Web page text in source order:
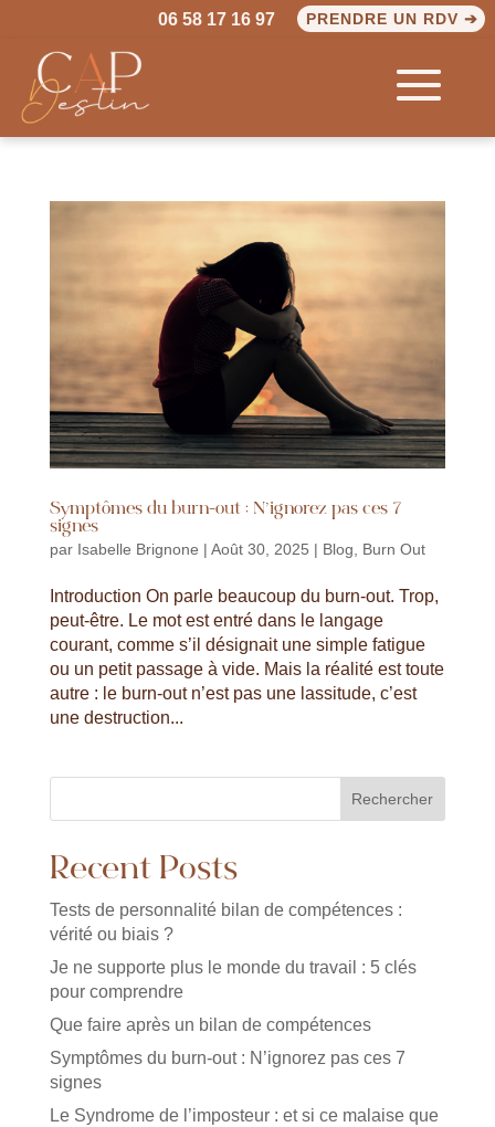
PRENDRE UN RDV ➔
06 58 17 16 97
Symptômes du burn-out : N’ignorez pas ces 7
signes
par Isabelle Brignone | Août 30, 2025 | Blog, Burn Out
Introduction On parle beaucoup du burn-out. Trop,
peut-être. Le mot est entré dans le langage
courant, comme s’il désignait une simple fatigue
ou un petit passage à vide. Mais la réalité est toute
autre : le burn-out n’est pas une lassitude, c’est
une destruction...
Rechercher
Recent Posts
Tests de personnalité bilan de compétences :
vérité ou biais ?
Je ne supporte plus le monde du travail : 5 clés
pour comprendre
Que faire après un bilan de compétences
Symptômes du burn-out : N’ignorez pas ces 7
signes
Le Syndrome de l’imposteur : et si ce malaise que